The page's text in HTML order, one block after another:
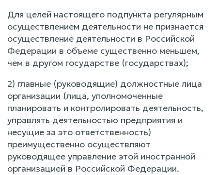
Для целей настоящего подпункта регулярным
осуществлением деятельности не признается
осуществление деятельности в Российской
Федерации в объеме существенно меньшем,
чем в другом государстве (государствах);
2) главные (руководящие) должностные лица
организации (лица, уполномоченные
планировать и контролировать деятельность,
управлять деятельностью предприятия и
несущие за это ответственность)
преимущественно осуществляют
руководящее управление этой иностранной
организацией в Российской Федерации.